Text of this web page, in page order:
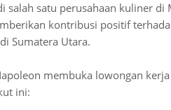
salah satu perusahaan kuliner
kontribusi positif
Sumatera Utara.
membuka lowongan
ini: